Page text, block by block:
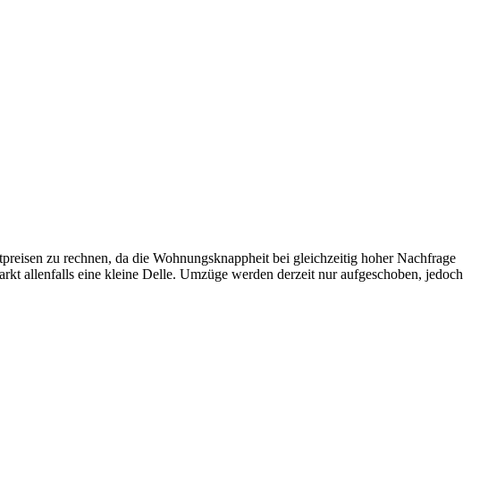
zu rechnen, da die Wohnungsknappheit bei gleichzeitig hoher Nachfrage
allenfalls eine kleine Delle. Umzüge werden derzeit nur aufgeschoben, jedoch